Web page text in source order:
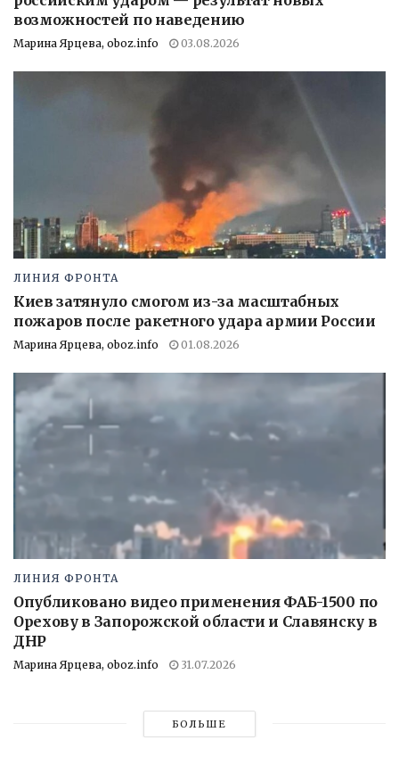
возможностей по наведению
Марина Ярцева, oboz.info 03.08.2026
ЛИНИЯ ФРОНТА
Киев затянуло смогом из-за масштабных
пожаров после ракетного удара армии России
Марина Ярцева, oboz.info 01.08.2026
ЛИНИЯ ФРОНТА
Опубликовано видео применения ФАБ-1500 по
Орехову в Запорожской области и Славянску в
ДНР
Марина Ярцева, oboz.info 31.07.2026
БОЛЬШЕ